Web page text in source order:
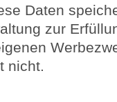
Daten
zur
nicht.